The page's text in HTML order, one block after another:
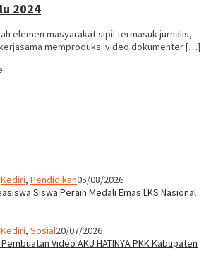
2024
elemen masyarakat sipil termasuk jurnalis,
memproduksi video dokumenter […]
Kediri, Pendidikan05/08/2026
Siswa Peraih Medali Emas LKS Nasional
Kediri, Sosial20/07/2026
Video AKU HATINYA PKK Kabupaten